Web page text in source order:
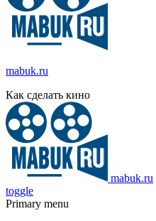
mabuk.ru
Как сделать кино
mabuk.ru
toggle
Primary menu